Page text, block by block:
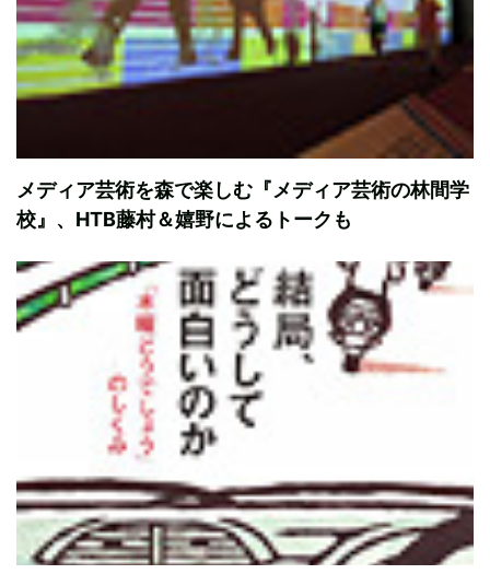
メディア芸術を森で楽しむ『メディア芸術の林間学
校』、HTB藤村＆嬉野によるトークも